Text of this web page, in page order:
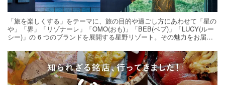
「旅を楽しくする」をテーマに、旅の目的や過ごし方にあわせて「星の
や」「界」「リゾナーレ」「OMO(おも)」「BEB(ベブ)」「LUCY(ルー
シー)」の 6 つのブランドを展開する星野リゾート。その魅力をお届け